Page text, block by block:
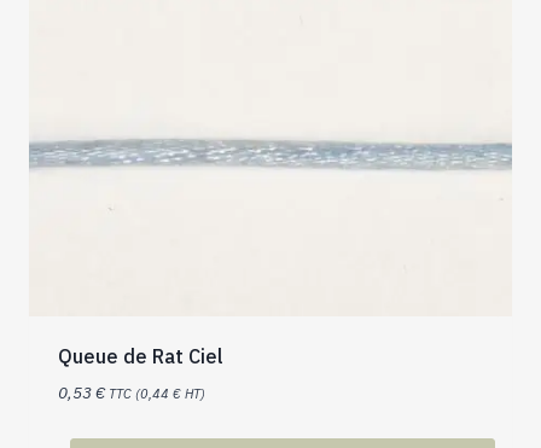
Queue de Rat Ciel
0,53€ TTC (0,44 € HT)